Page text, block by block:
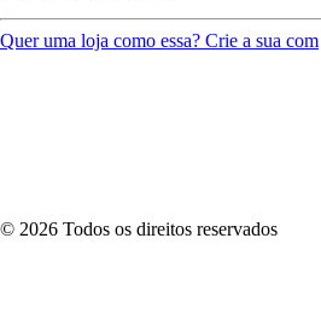
Quer uma loja como essa? Crie a sua com
© 2026 Todos os direitos reservados